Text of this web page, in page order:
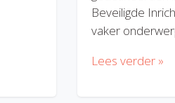
Beveiligde
vaker
Lees verder »